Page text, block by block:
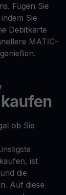
Fügen Sie
Sie
Debitkarte
MATIC-
ob Sie
ist
die
Auf diese